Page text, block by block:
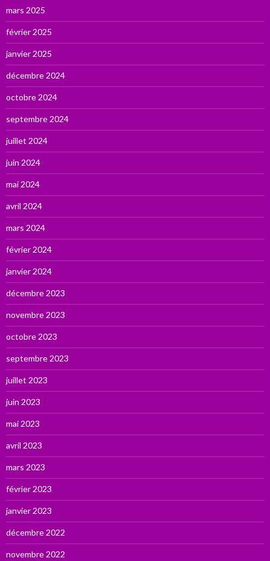
mars 2025
février 2025
janvier 2025
décembre 2024
octobre 2024
septembre 2024
juillet 2024
juin 2024
mai 2024
avril 2024
mars 2024
février 2024
janvier 2024
décembre 2023
novembre 2023
octobre 2023
septembre 2023
juillet 2023
juin 2023
mai 2023
avril 2023
mars 2023
février 2023
janvier 2023
décembre 2022
novembre 2022